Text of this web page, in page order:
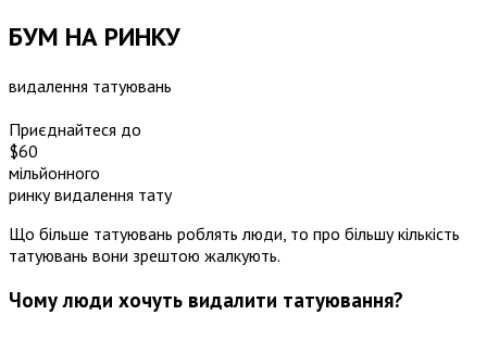
БУМ НА РИНКУ
видалення татуювань
Приєднайтеся до
$60
мільйонного
ринку видалення тату
Що більше татуювань роблять люди, то про більшу кількість
татуювань вони зрештою жалкують.
Чому люди хочуть видалити татуювання?